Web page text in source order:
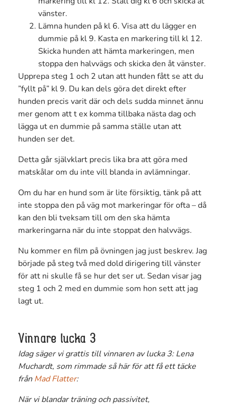
vänster.
Lämna hunden på kl 6. Visa att du lägger en
dummie på kl 9. Kasta en markering till kl 12.
Skicka hunden att hämta markeringen, men
stoppa den halvvägs och skicka den åt vänster.
Upprepa steg 1 och 2 utan att hunden fått se att du
”fyllt på” kl 9. Du kan dels göra det direkt efter
hunden precis varit där och dels sudda minnet ännu
mer genom att t ex komma tillbaka nästa dag och
lägga ut en dummie på samma ställe utan att
hunden ser det.
Detta går självklart precis lika bra att göra med
matskålar om du inte vill blanda in avlämningar.
Om du har en hund som är lite försiktig, tänk på att
inte stoppa den på väg mot markeringar för ofta – då
kan den bli tveksam till om den ska hämta
markeringarna när du inte stoppat den halvvägs.
Nu kommer en film på övningen jag just beskrev. Jag
började på steg två med dold dirigering till vänster
för att ni skulle få se hur det ser ut. Sedan visar jag
steg 1 och 2 med en dummie som hon sett att jag
lagt ut.
Vinnare lucka 3
Idag säger vi grattis till vinnaren av lucka 3: Lena
Muchardt, som rimmade så här för att få ett täcke
frånMad Flatter:
När vi blandar träning och passivitet,